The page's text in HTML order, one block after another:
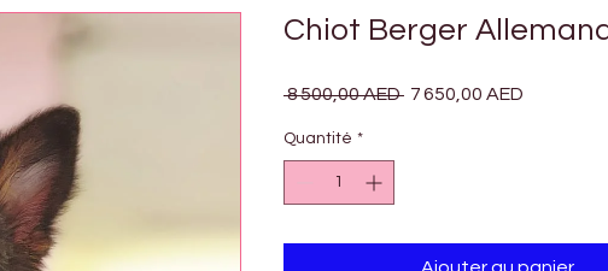
Chiot Berger Allemand
8 500,00 AED Prix
7 650,00 AED
Quantité *